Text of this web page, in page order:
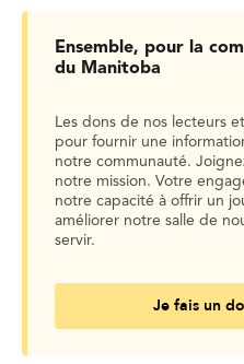
Ensemble, pour la
du Manitoba
Les dons de nos lecteurs
pour fournir une
notre communauté.
notre mission. Votre
notre capacité à offrir un
améliorer notre salle de
servir.
Je fais un